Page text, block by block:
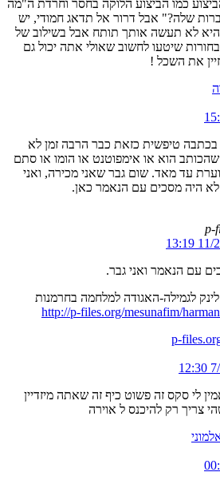
כמו הביצוע הלוקה בחסר וחרדת ה"מה
שלה?" אבל דרור אל תדאג חמודי, יש
שהיא לא תעשה אותך תותח אבל בשילוב של
בחורות שיטעו לחשוב שאולי אתה יכול גם
את השכל !
בכתבה טיפשית כזאת כבר הרבה זמן לא
הוא או אימפוטנט או הומו או סתם
עד מאד. שום גבר שאני מכירה, ואני
לא היה מסכים עם הנאמר כאן.
p-
11/
עם הנאמר ואני גבר.
לגמילה-האגודה למלחמה בחרמנות
http://p-files.org/mesunafim/
7/
לי סקס זה פשוט כיף זה שאתה מיזדיין
צריך רק להיכנס ל אוירה